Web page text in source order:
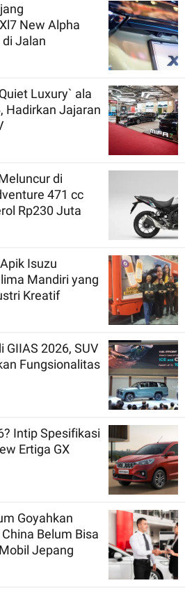
New Alpha
Jalan
Luxury` ala
Hadirkan Jajaran
di
471 cc
Rp230 Juta
Isuzu
Mandiri yang
Kreatif
GIIAS 2026, SUV
Fungsionalitas
Intip Spesifikasi
Ertiga GX
Goyahkan
Belum Bisa
Jepang